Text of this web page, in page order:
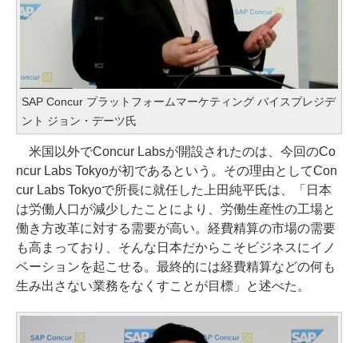
SAP Concur プラットフォームマーケティング バイスプレジデ
ント ジョン・デーツ氏
米国以外でConcur Labsが開設されたのは、今回のCo
ncur Labs Tokyoが初であるという。その理由としてCon
cur Labs Tokyoで所長に就任した上田純平氏は、「日本
は労働人口が減少したことにより、労働生産性の工場と
働き方改革に対する需要が高い。経費精算の市場の需要
も高まっており、そんな日本だからこそビジネスにイノ
ベーションを起こせる。最終的には経費精算などの何も
生み出さない業務をなくすことが目標」と述べた。